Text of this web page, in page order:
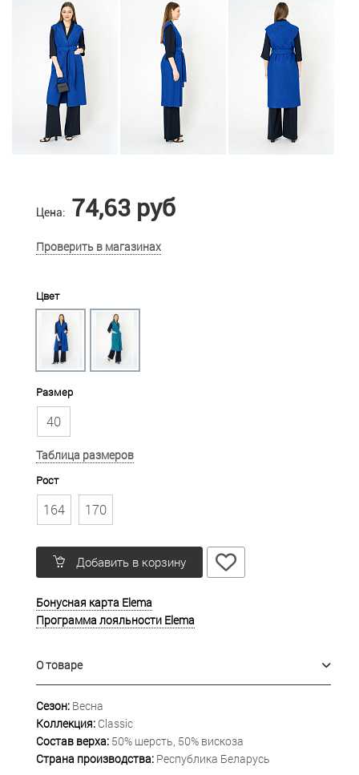
Цена: 74,63 руб
Проверить в магазинах
Цвет
Размер
40
Таблица размеров
Рост
164 170
Добавить в корзину
Бонусная карта Elema
Программа лояльности Elema
О товаре
Сезон: Весна
Коллекция: Classic
Состав верха: 50% шерсть, 50% вискоза
Страна производства: Республика Беларусь